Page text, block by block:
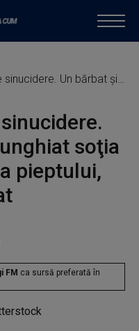
soţia cu un cuţit în zona pieptului, apoi s-a spânzurat
soţia
pieptului,
FM ca sursă preferată în